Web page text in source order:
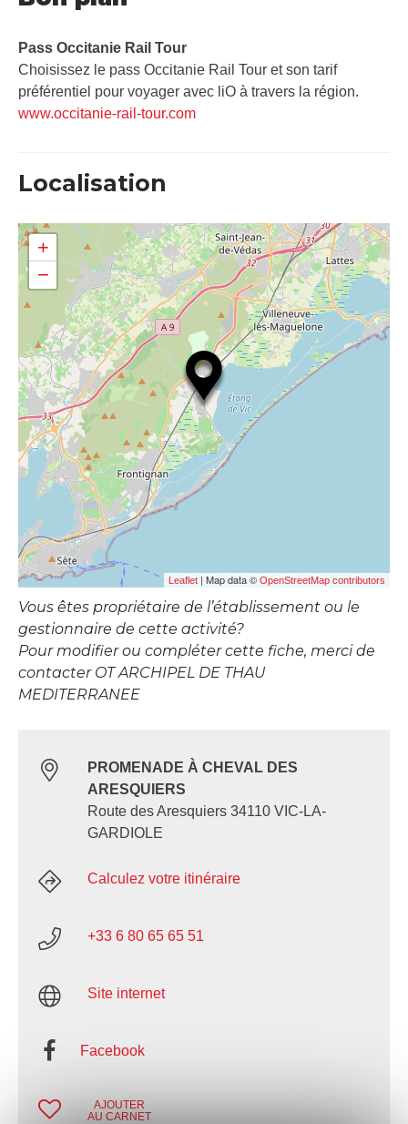
Pass Occitanie Rail Tour​
Choisissez le pass Occitanie Rail Tour et son tarif
préférentiel pour voyager avec liO à travers la région.
www.occitanie-rail-tour.com
Localisation
+
−
Leaflet | Map data © OpenStreetMap contributors
Vous êtes propriétaire de l’établissement ou le
gestionnaire de cette activité?
Pour modifier ou compléter cette fiche, merci de
contacter OT ARCHIPEL DE THAU
MEDITERRANEE
PROMENADE À CHEVAL DES
ARESQUIERS
Route des Aresquiers 34110 VIC-LA-
GARDIOLE
Calculez votre itinéraire
+33 6 80 65 65 51
Site internet
Facebook
AJOUTER
AU CARNET